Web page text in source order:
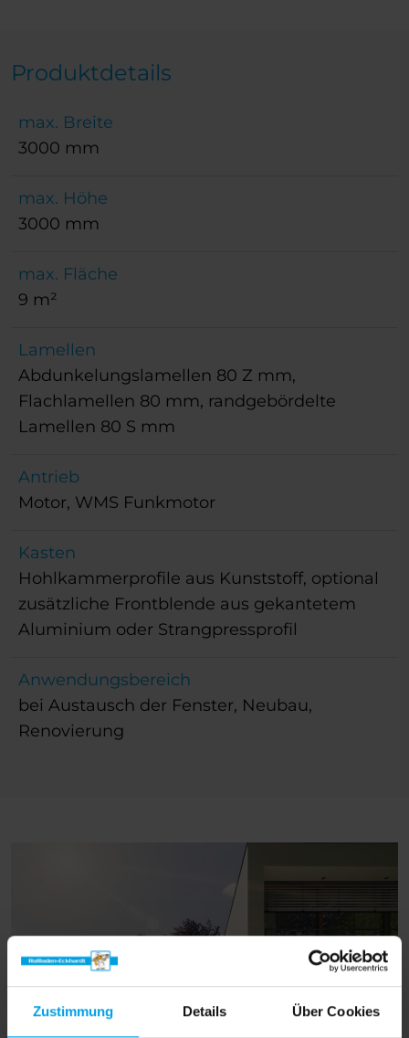
Zustimmung Details Über Cookies
Produktdetails
max. Breite
3000 mm
max. Höhe
3000 mm
max. Fläche
9 m²
Lamellen
Abdunkelungslamellen 80 Z mm,
Flachlamellen 80 mm, randgebördelte
Lamellen 80 S mm
Antrieb
Motor, WMS Funkmotor
Kasten
Hohlkammerprofile aus Kunststoff, optional
zusätzliche Frontblende aus gekantetem
Aluminium oder Strangpressprofil
Anwendungsbereich
bei Austausch der Fenster, Neubau,
Renovierung